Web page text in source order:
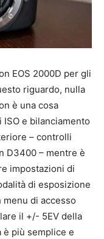
EOS 2000D per gli
riguardo, nulla
è una cosa
e bilanciamento
– controlli
D3400 – mentre è
impostazioni di
di esposizione
di accesso
il +/- 5EV della
è più semplice e